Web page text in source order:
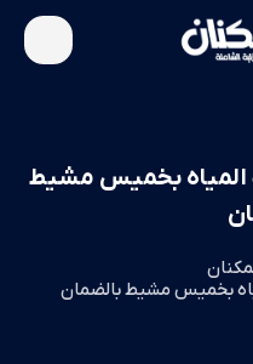
بخميس مشيط
بخميس مشيط بالضمان